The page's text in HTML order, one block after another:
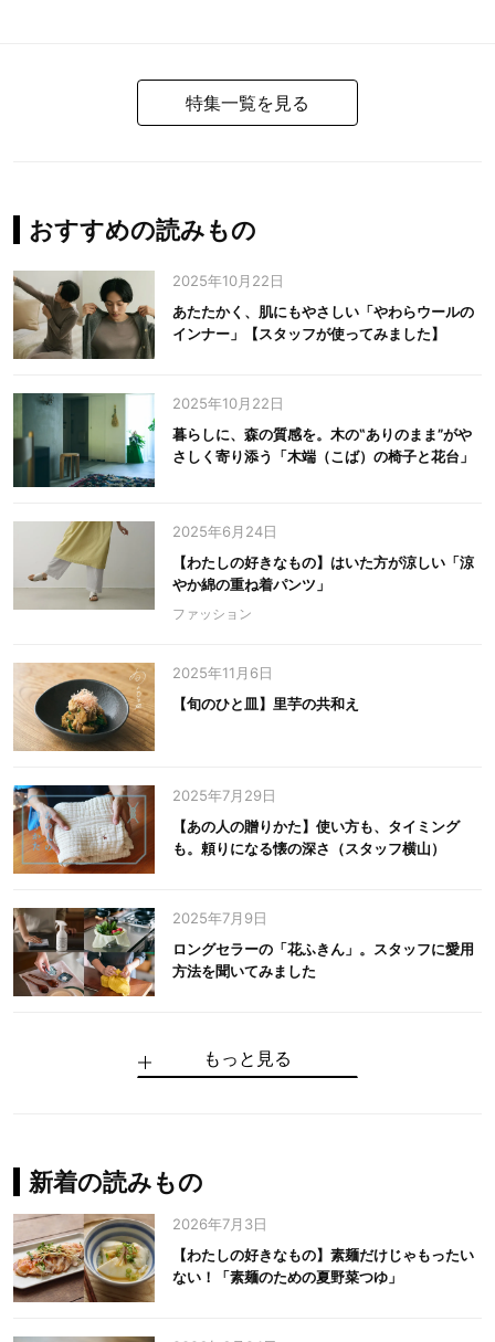
特集一覧を見る
おすすめの読みもの
2025年10月22日
あたたかく、肌にもやさしい「やわらウールの
インナー」【スタッフが使ってみました】
2025年10月22日
暮らしに、森の質感を。木の‟ありのまま”がや
さしく寄り添う「木端（こば）の椅子と花台」
2025年6月24日
【わたしの好きなもの】はいた方が涼しい「涼
やか綿の重ね着パンツ」
ファッション
2025年11月6日
【旬のひと皿】里芋の共和え
2025年7月29日
【あの人の贈りかた】使い方も、タイミング
も。頼りになる懐の深さ（スタッフ横山）
2025年7月9日
ロングセラーの「花ふきん」。スタッフに愛用
方法を聞いてみました
手仕事だからできる“いいもの”を作り続ける。
麻の老舗が届けたい、麻の魅力をのせた衣「中
中川政七商店の謎を解く、6つの問いと1つの答
100年先の日本に工芸があるように。中川政七
中川政七商店スタッフが綴る「今日も、土鍋ま
【わたしの好きなもの】素麺だけじゃもったい
もっと見る
新着の読みもの
2026年7月3日
【わたしの好きなもの】素麺だけじゃもったい
ない！「素麺のための夏野菜つゆ」